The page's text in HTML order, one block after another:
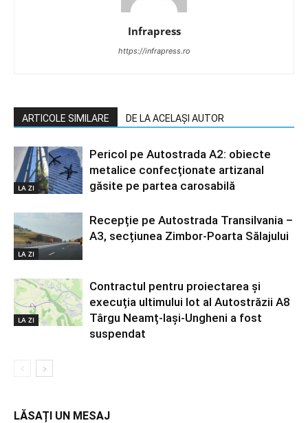
Infrapress
https://infrapress.ro
ARTICOLE SIMILARE DE LA ACELAȘI AUTOR
LA ZI
Pericol pe Autostrada A2: obiecte
metalice confecționate artizanal
găsite pe partea carosabilă
LA ZI
Recepție pe Autostrada Transilvania –
A3, secțiunea Zimbor-Poarta Sălajului
LA ZI
Contractul pentru proiectarea și
execuția ultimului lot al Autostrăzii A8
Târgu Neamț-Iași-Ungheni a fost
suspendat
LĂSAȚI UN MESAJ